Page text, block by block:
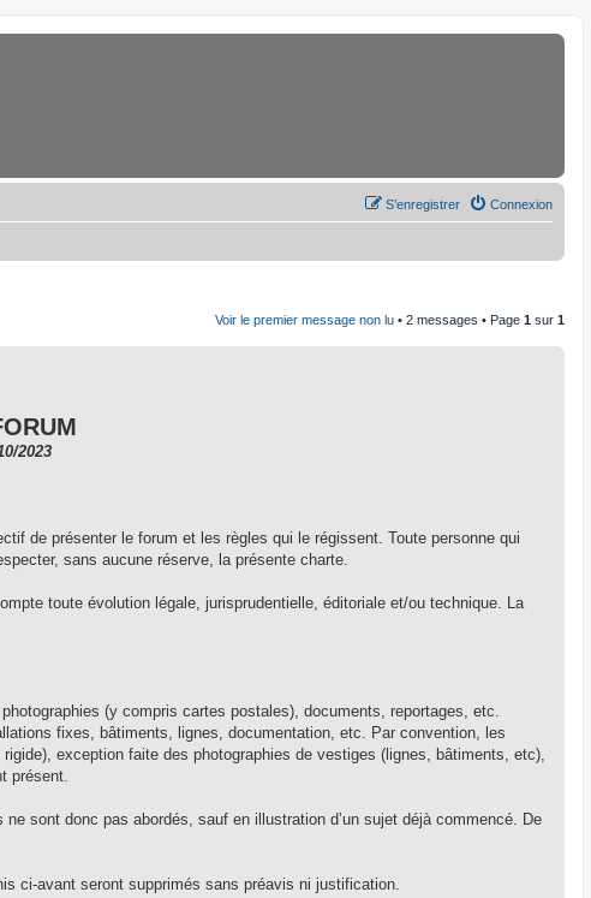
Connexion
S’enregistrer
Voir le premier message non lu • 2 messages • Page 1 sur 1
2023
de présenter le forum et les règles qui le régissent. Toute personne qui
sans aucune réserve, la présente charte.
toute évolution légale, jurisprudentielle, éditoriale et/ou technique. La
(y compris cartes postales), documents, reportages, etc.
fixes, bâtiments, lignes, documentation, etc. Par convention, les
exception faite des photographies de vestiges (lignes, bâtiments, etc),
présent.
sont donc pas abordés, sauf en illustration d’un sujet déjà commencé. De
ci-avant seront supprimés sans préavis ni justification.